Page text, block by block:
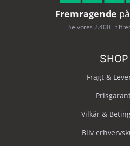
Fremragende
Se vores 2.400+
SHOP
Fragt &
Vilkår &
Bliv